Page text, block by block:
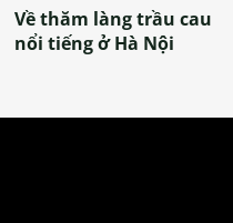
Về thăm làng trầu cau
nổi tiếng ở Hà Nội